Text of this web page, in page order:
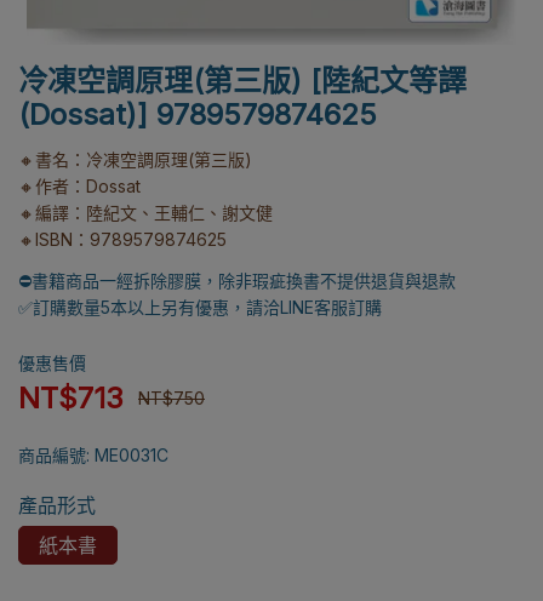
冷凍空調原理(第三版) [陸紀文等譯
(Dossat)] 9789579874625
🔸書名：冷凍空調原理(第三版)
🔸作者：Dossat
🔸編譯：陸紀文、王輔仁、謝文健
🔸ISBN：9789579874625
⛔書籍商品一經拆除膠膜，除非瑕疵換書不提供退貨與退款
✅訂購數量5本以上另有優惠，請洽LINE客服訂購
優惠售價
NT$713 NT$750
商品編號: ME0031C
產品形式
紙本書